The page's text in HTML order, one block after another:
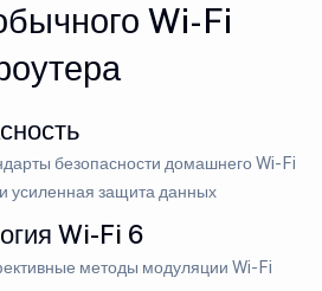
Wi-Fi
безопасности домашнего Wi-Fi
усиленная защита данных
Wi-Fi 6
методы модуляции Wi-Fi